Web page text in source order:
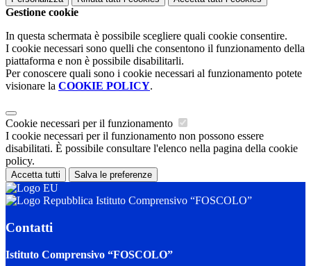
Gestione cookie
In questa schermata è possibile scegliere quali cookie consentire.
I cookie necessari sono quelli che consentono il funzionamento della
piattaforma e non è possibile disabilitarli.
Per conoscere quali sono i cookie necessari al funzionamento potete
visionare la COOKIE POLICY.
Cookie necessari per il funzionamento
I cookie necessari per il funzionamento non possono essere
disabilitati. È possibile consultare l'elenco nella pagina della cookie
policy.
Accetta tutti Salva le preferenze
Istituto Comprensivo “FOSCOLO”
Contatti
Istituto Comprensivo “FOSCOLO”